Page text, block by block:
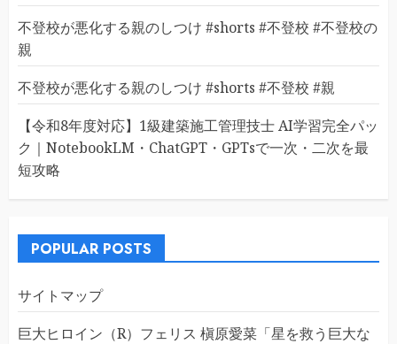
不登校が悪化する親のしつけ #shorts #不登校 #不登校の
親
不登校が悪化する親のしつけ #shorts #不登校 #親
【令和8年度対応】1級建築施工管理技士 AI学習完全パッ
ク｜NotebookLM・ChatGPT・GPTsで一次・二次を最
短攻略
POPULAR POSTS
サイトマップ
巨大ヒロイン（R）フェリス 槇原愛菜「星を救う巨大な